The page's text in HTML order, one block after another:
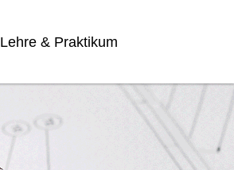
Lehre & Praktikum